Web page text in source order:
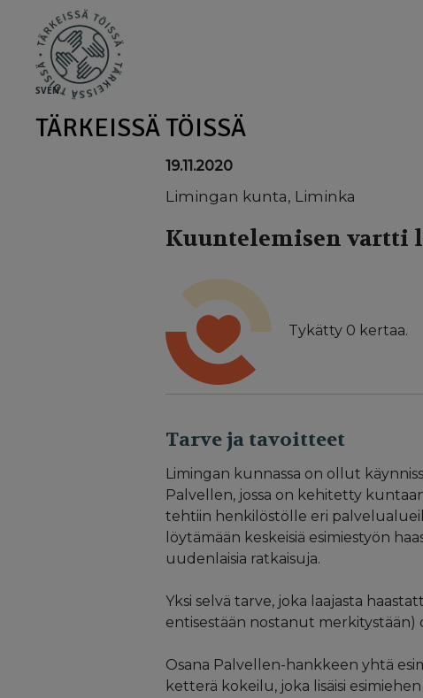
SVEN
TÄRKEISSÄ TÖISSÄ
19.11.2020
Limingan kunta, Liminka
Kuuntelemisen vartti
Tykätty 0 kertaa.
Tarve ja tavoitteet
Limingan kunnassa on ollut
Palvellen, jossa on kehitetty
tehtiin henkilöstölle eri
löytämään keskeisiä esimiestyön
uudenlaisia ratkaisuja.
Yksi selvä tarve, joka laajasta
entisestään nostanut
Osana Palvellen-hankkeen yhtä
ketterä kokeilu, joka lisäisi